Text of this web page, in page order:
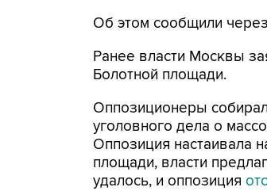
Об этом сообщили
Ранее власти Москвы
Болотной площади.
Оппозиционеры
уголовного дела о
Оппозиция настаивала
площади, власти
удалось, и оппозиция